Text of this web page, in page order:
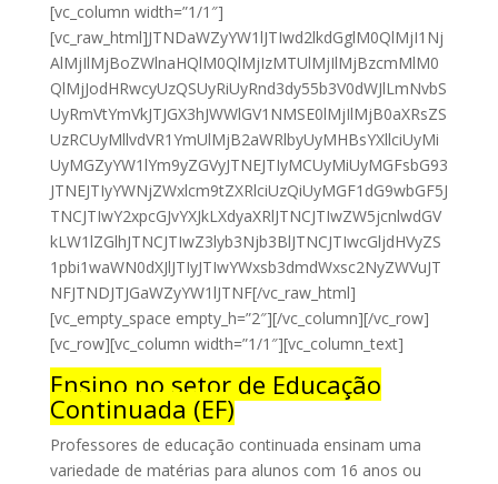
[vc_column width=”1/1″]
[vc_raw_html]JTNDaWZyYW1lJTIwd2lkdGglM0QlMjI1Nj
AlMjIlMjBoZWlnaHQlM0QlMjIzMTUlMjIlMjBzcmMlM0
QlMjJodHRwcyUzQSUyRiUyRnd3dy55b3V0dWJlLmNvbS
UyRmVtYmVkJTJGX3hJWWlGV1NMSE0lMjIlMjB0aXRsZS
UzRCUyMllvdVR1YmUlMjB2aWRlbyUyMHBsYXllciUyMi
UyMGZyYW1lYm9yZGVyJTNEJTIyMCUyMiUyMGFsbG93
JTNEJTIyYWNjZWxlcm9tZXRlciUzQiUyMGF1dG9wbGF5J
TNCJTIwY2xpcGJvYXJkLXdyaXRlJTNCJTIwZW5jcnlwdGV
kLW1lZGlhJTNCJTIwZ3lyb3Njb3BlJTNCJTIwcGljdHVyZS
1pbi1waWN0dXJlJTIyJTIwYWxsb3dmdWxsc2NyZWVuJT
NFJTNDJTJGaWZyYW1lJTNF[/vc_raw_html]
[vc_empty_space empty_h=”2″][/vc_column][/vc_row]
[vc_row][vc_column width=”1/1″][vc_column_text]
Ensino no setor de Educação
Continuada (EF)
Professores de educação continuada ensinam uma
variedade de matérias para alunos com 16 anos ou